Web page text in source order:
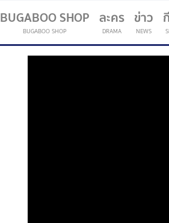
BUGABOO SHOP
BUGABOO SHOP
ละคร
DRAMA
ข่าว
NEWS